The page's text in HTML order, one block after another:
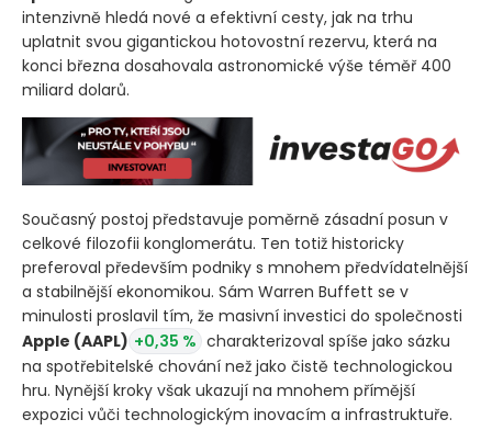
intenzivně hledá nové a efektivní cesty, jak na trhu
uplatnit svou gigantickou hotovostní rezervu, která na
konci března dosahovala astronomické výše téměř 400
miliard dolarů.
Současný postoj představuje poměrně zásadní posun v
celkové filozofii konglomerátu. Ten totiž historicky
preferoval především podniky s mnohem předvídatelnější
a stabilnější ekonomikou. Sám Warren Buffett se v
minulosti proslavil tím, že masivní investici do společnosti
Apple (AAPL) +0,35 % charakterizoval spíše jako sázku
na spotřebitelské chování než jako čistě technologickou
hru. Nynější kroky však ukazují na mnohem přímější
expozici vůči technologickým inovacím a infrastruktuře.